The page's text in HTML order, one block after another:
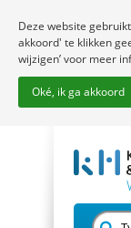
Deze website
akkoord' te klikken
wijzigen’ voor meer
Oké, ik ga akkoord